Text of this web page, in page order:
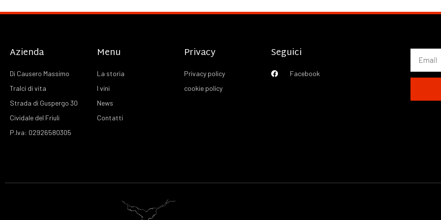
Azienda
Di Causero Massimo
Tralci di vita
Strada di Guspergo 30
Cividale del Friuli
P.Iva: 02926580305
Menu
La storia
I vini
News
Contatti
Privacy
Privacy policy
cookie policy
Seguici
Facebook